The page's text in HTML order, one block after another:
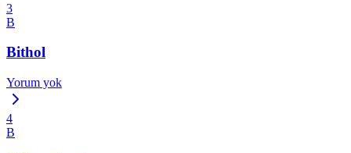
3
B
Bithol
Yorum yok
4
B